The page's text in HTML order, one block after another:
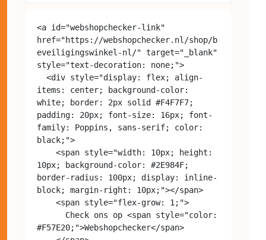
<a id="webshopchecker-link"
href="https://webshopchecker.nl/shop/b
eveiligingswinkel-nl/" target="_blank"
style="text-decoration: none;">
items: center; background-color:
white; border: 2px solid #F4F7F7;
padding: 20px; font-size: 16px; font-
family: Poppins, sans-serif; color:
black;">
10px; background-color: #2E984F;
border-radius: 100px; display: inline-
block; margin-right: 10px;"></span>
#F57E20;">Webshopchecker</span>